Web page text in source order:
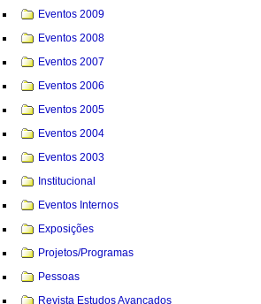
Eventos 2009
Eventos 2008
Eventos 2007
Eventos 2006
Eventos 2005
Eventos 2004
Eventos 2003
Institucional
Eventos Internos
Exposições
Projetos/Programas
Pessoas
Revista Estudos Avançados